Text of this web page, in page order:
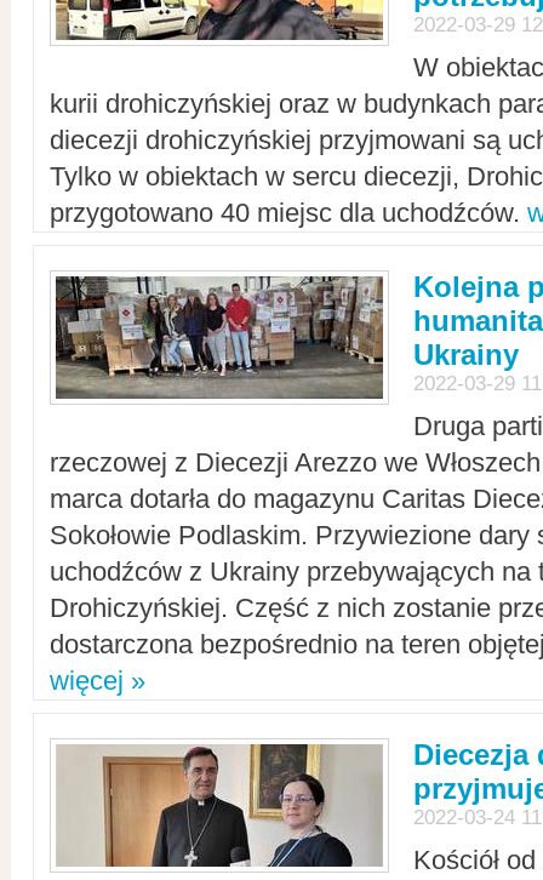
2022-03-29
W
kurii drohiczyńskiej oraz w budynkach
diecezji drohiczyńskiej przyjmowani są
Tylko w obiektach w sercu diecezji,
przygotowano 40 miejsc dla uchodźców.
Kolejna
Ukrainy
2022-03-29
Druga
rzeczowej z Diecezji Arezzo we
marca dotarła do magazynu Caritas
Sokołowie Podlaskim. Przywiezione dary
uchodźców z Ukrainy przebywających na
Drohiczyńskiej. Część z nich zostanie
dostarczona bezpośrednio na teren
więcej »
Diecezja
2022-03-24
Kościół